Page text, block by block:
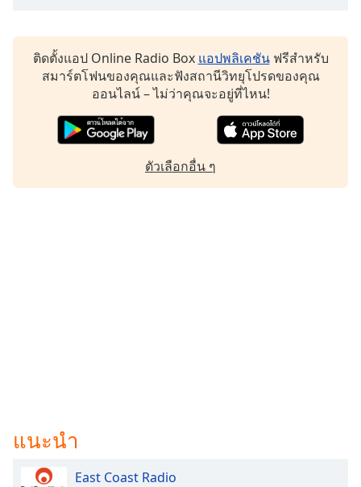
ติดตั้งแอป Online Radio Box แอปพลิเคชันฟรีสำหรับ
สมาร์ตโฟนของคุณและฟังสถานีวิทยุโปรดของคุณ
ออนไลน์ – ไม่ว่าคุณจะอยู่ที่ไหน!
ตัวเลือกอื่น ๆ
แนะนำ
East Coast Radio